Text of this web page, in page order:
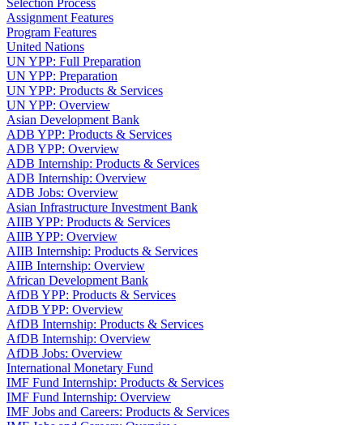
Selection Process
Assignment Features
Program Features
United Nations
UN YPP: Full Preparation
UN YPP: Preparation
UN YPP: Products & Services
UN YPP: Overview
Asian Development Bank
ADB YPP: Products & Services
ADB YPP: Overview
ADB Internship: Products & Services
ADB Internship: Overview
ADB Jobs: Overview
Asian Infrastructure Investment Bank
AIIB YPP: Products & Services
AIIB YPP: Overview
AIIB Internship: Products & Services
AIIB Internship: Overview
African Development Bank
AfDB YPP: Products & Services
AfDB YPP: Overview
AfDB Internship: Products & Services
AfDB Internship: Overview
AfDB Jobs: Overview
International Monetary Fund
IMF Fund Internship: Products & Services
IMF Fund Internship: Overview
IMF Jobs and Careers: Products & Services